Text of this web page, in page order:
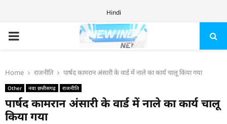
Hindi
PRIMARY
Home राजनीति पार्षद कामरान अंसारी के वार्ड में नाले का कार्य चालू किया गया
Other नवा छत्तीसगढ़ राजनीति
पार्षद कामरान अंसारी के वार्ड में नाले का कार्य चालू
किया गया